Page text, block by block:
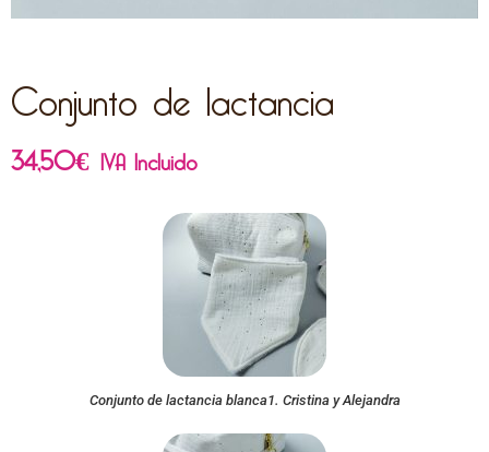
Conjunto de lactancia
34,50€ IVA Incluido
Conjunto de lactancia blanca1. Cristina y Alejandra